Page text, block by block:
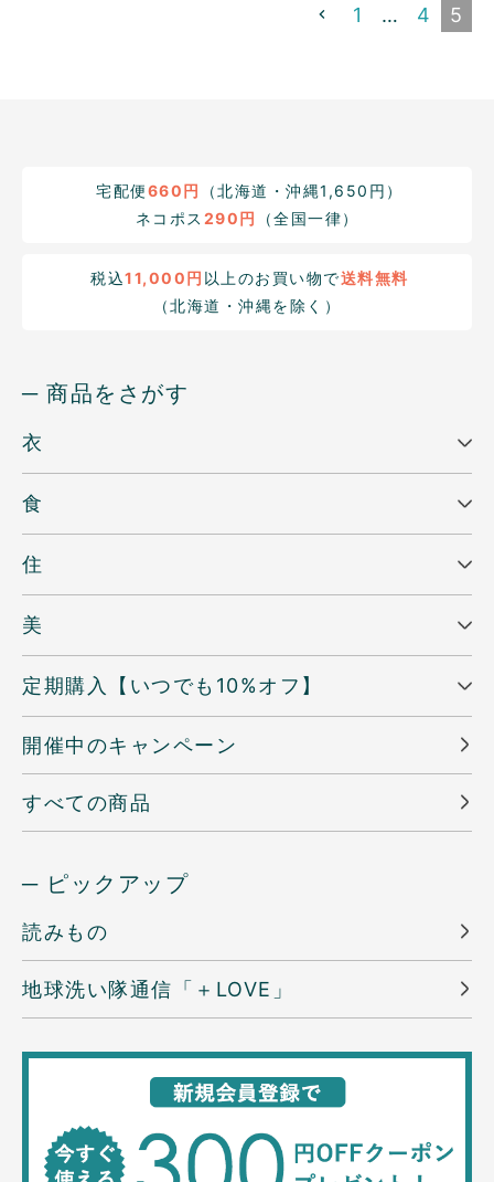
1
… 4 5
宅配便660円
（北海道・沖縄1,650円）
ネコポス 290円 （全国一律）
税込11,000円 以上のお買い物で送料無料
（北海道・沖縄を除く）
─ 商品をさがす
衣
食
住
美
定期購入【いつでも10%オフ】
開催中のキャンペーン
すべての商品
─ ピックアップ
読みもの
地球洗い隊通信「＋LOVE」